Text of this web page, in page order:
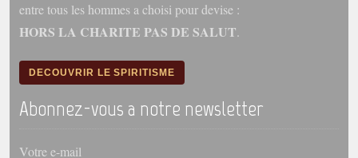
Vidéos courtes de Divaldo
entre tous les hommes a choisi pour devise :
HORS LA CHARITE PAS DE SALUT.
DECOUVRIR LE SPIRITISME
Abonnez-vous a notre newsletter
Votre e-mail